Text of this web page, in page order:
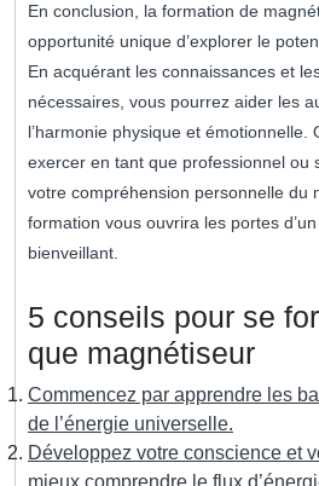
En conclusion, la formation de
opportunité unique d’explorer le
En acquérant les connaissances et
nécessaires, vous pourrez aider les
l’harmonie physique et émotionnelle.
exercer en tant que professionnel ou
votre compréhension personnelle du
formation vous ouvrira les portes
bienveillant.
5 conseils pour se
que magnétiseur
Commencez par apprendre les
de l’énergie universelle.
Développez votre conscience et